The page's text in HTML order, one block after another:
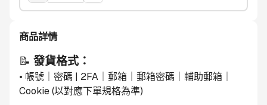
商品詳情
📝 發貨格式：
• 帳號｜密碼 | 2FA｜郵箱｜郵箱密碼｜輔助郵箱｜
Cookie (以對應下單規格為準)